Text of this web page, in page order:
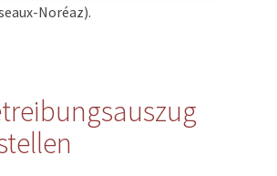
Noréaz).